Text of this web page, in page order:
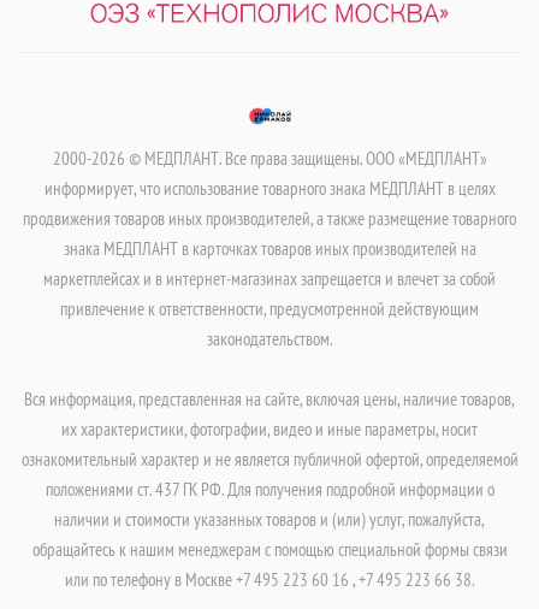
2000-2026 © МЕДПЛАНТ. Все права защищены. ООО «МЕДПЛАНТ»
информирует, что использование товарного знака МЕДПЛАНТ в целях
продвижения товаров иных производителей, а также размещение товарного
знака МЕДПЛАНТ в карточках товаров иных производителей на
маркетплейсах и в интернет-магазинах запрещается и влечет за собой
привлечение к ответственности, предусмотренной действующим
законодательством.
Вся информация, представленная на сайте, включая цены, наличие товаров,
их характеристики, фотографии, видео и иные параметры, носит
ознакомительный характер и не является публичной офертой, определяемой
положениями ст. 437 ГК РФ. Для получения подробной информации о
наличии и стоимости указанных товаров и (или) услуг, пожалуйста,
обращайтесь к нашим менеджерам с помощью специальной формы связи
или по телефону в Москве +7 495 223 60 16 , +7 495 223 66 38.